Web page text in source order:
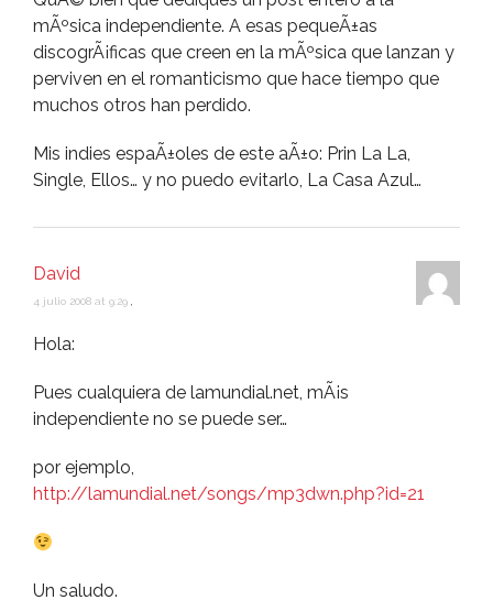
mÃºsica independiente. A esas pequeÃ±as
discogrÃ¡ficas que creen en la mÃºsica que lanzan y
perviven en el romanticismo que hace tiempo que
muchos otros han perdido.
Mis indies espaÃ±oles de este aÃ±o: Prin La La,
Single, Ellos… y no puedo evitarlo, La Casa Azul…
David
4 julio 2008 at 9:29
Hola:
Pues cualquiera de lamundial.net, mÃ¡s
independiente no se puede ser…
por ejemplo,
http://lamundial.net/songs/mp3dwn.php?id=21
Un saludo.